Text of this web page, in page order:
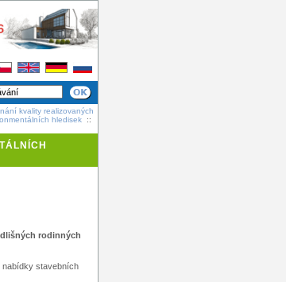
kvality realizovaných
hledisek ::
rodinných
nabídky stavebních